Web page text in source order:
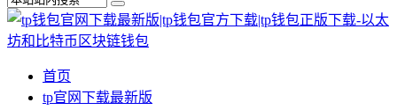
首页
tp官网下载最新版